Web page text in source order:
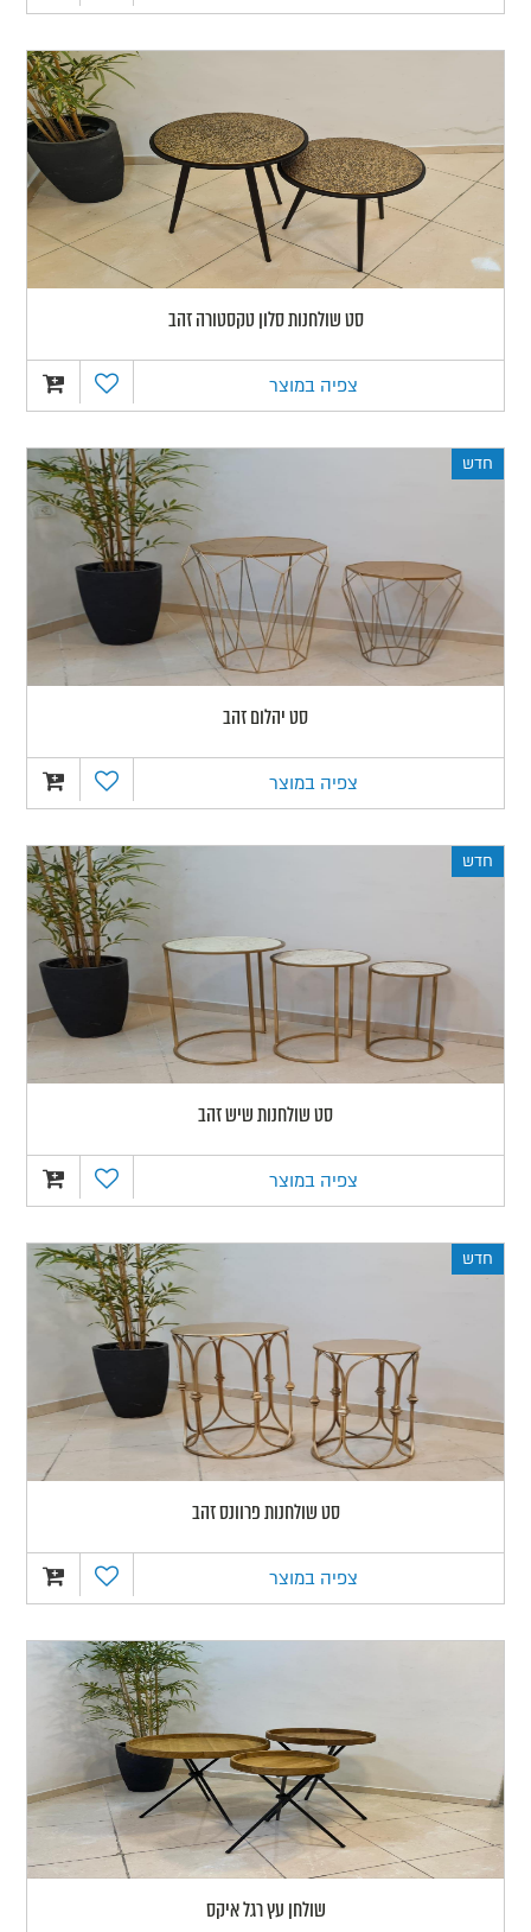
סט שולחנות סלון טקסטורה זהב
צפיה במוצר
סט יהלום זהב
צפיה במוצר
חדש
סט שולחנות שיש זהב
צפיה במוצר
חדש
סט שולחנות פרוונס זהב
צפיה במוצר
חדש
שולחן עץ רגל איקס